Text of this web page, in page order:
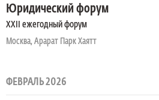
Юридический форум
XXII ежегодный форум
Москва, Арарат Парк Хаятт
ФЕВРАЛЬ 2026